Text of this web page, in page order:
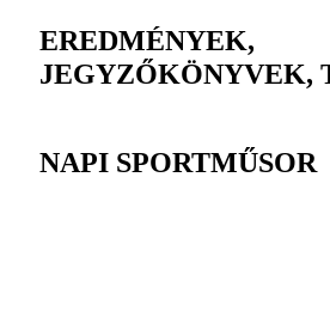
EREDMÉNYEK,
JEGYZŐKÖNYVEK,
NAPI SPORTMŰSOR